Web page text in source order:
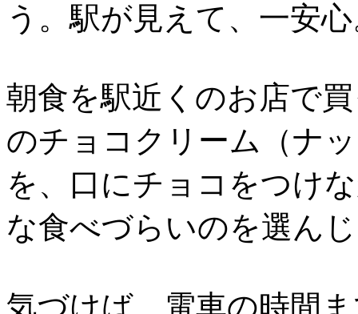
う。駅が見えて、一安
朝食を駅近くのお店で
のチョコクリーム（ナ
を、口にチョコをつけ
な食べづらいのを選ん
気づけば、電車の時間